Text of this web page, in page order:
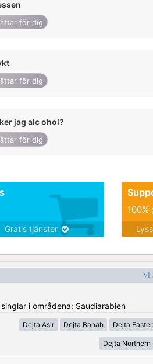
för dig
för dig
jag alc ohol?
för dig
Gratis tjänster
100%
Vi
i områdena: Saudiarabien
Dejta Asir Dejta Bahah Dejta
Dejta Northern